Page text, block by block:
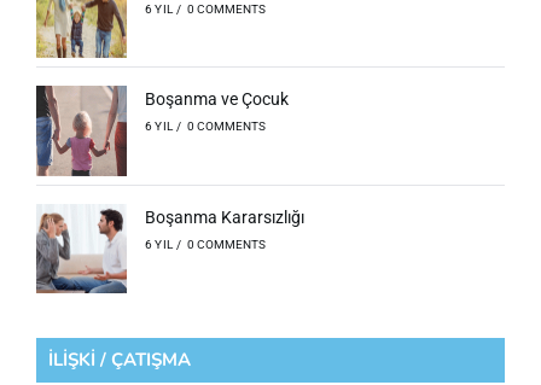
6 YIL / 0 COMMENTS
Boşanma ve Çocuk
6 YIL / 0 COMMENTS
Boşanma Kararsızlığı
6 YIL / 0 COMMENTS
İLİŞKİ / ÇATIŞMA